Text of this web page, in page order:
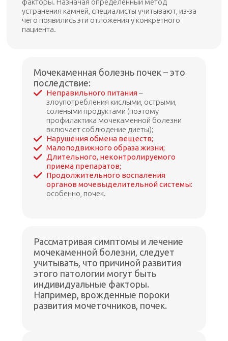
факторы. Назначая определенный метод
устранения камней, специалисты учитывают, из-за
чего появились эти отложения у конкретного
пациента.
Мочекаменная болезнь почек – это
последствие:
Неправильного питания–
злоупотребления кислыми, острыми,
солеными продуктами (поэтому
профилактика мочекаменной болезни
включает соблюдение диеты);
Нарушения обмена веществ;
Малоподвижного образа жизни;
Длительного, неконтролируемого
приема препаратов;
Продолжительного воспаления
органов мочевыделительной системы:
особенно, почек.
Рассматривая симптомы и лечение
мочекаменной болезни, следует
учитывать, что причиной развития
этого патологии могут быть
индивидуальные факторы.
Например, врожденные пороки
развития мочеточников, почек.